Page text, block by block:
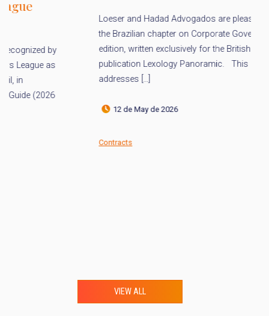
Loeser and Hadad Advogados are pleased to share
the Brazilian chapter on Corporate Governance, 2026
edition, written exclusively for the British
publication Lexology Panoramic. This edition
addresses […]
VIEW ALL